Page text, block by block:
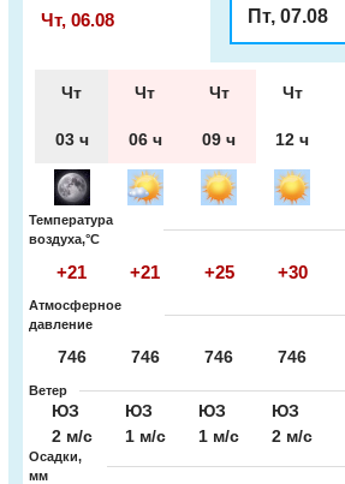
Чт, 06.08 Пт, 07.08
Чт Чт Чт Чт
03 ч 06 ч 09 ч 12 ч
Температура
воздуха,°С
+21 +21 +25 +30
Атмосферное
давление
746 746 746 746
Ветер
ЮЗ
2 м/с
ЮЗ
1 м/с
ЮЗ
1 м/с
ЮЗ
2 м/с
Осадки,
мм